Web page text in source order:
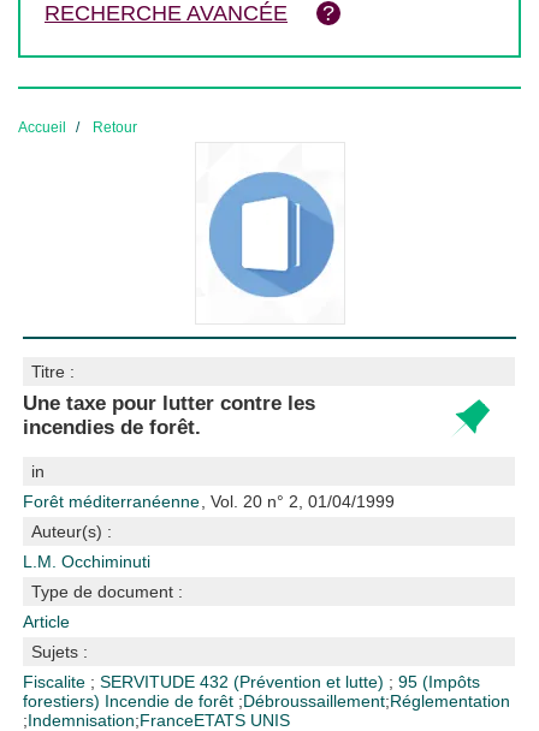
RECHERCHE AVANCÉE
Accueil Retour
Titre :
Une taxe pour lutter contre les
incendies de forêt.
in
Forêt méditerranéenne , Vol. 20 n° 2, 01/04/1999
Auteur(s) :
L.M. Occhiminuti
Type de document :
Article
Sujets :
Fiscalite ;SERVITUDE432 (Prévention et lutte) ;95 (Impôts
forestiers) Incendie de forêt ;Débroussaillement;Réglementation
;Indemnisation;FranceETATS UNIS